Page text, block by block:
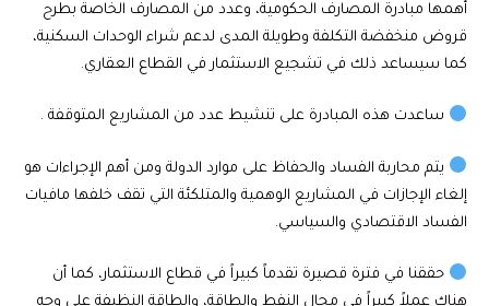
أهمها مبادرة المصارف الحكومية، وعدد من المصارف الخاصة بطرح
قروض منخفضة التكلفة وطويلة المدى لدعم شراء الوحدات السكنية،
كما سيساعد ذلك في تشجيع الاستثمار في القطاع العقاري.
ساعدت هذه المبادرة على تنشيط عدد من المشاريع المتوقفة .
يتم محاربة الفساد والحفاظ على موارد الدولة ومن أهم الإجراءات هو
إلغاء الإجازات في المشاريع الوهمية والمتلكئة التي تقف خلفها مافيات
الفساد الاقتصادي والسياسي.
حققنا في فترة قصيرة تقدماً كبيراً في قطاع الاستثمار، كما أن
هناك عملاً كبيراً في مجال النفط والطاقة، والطاقة النظيفة على وجه